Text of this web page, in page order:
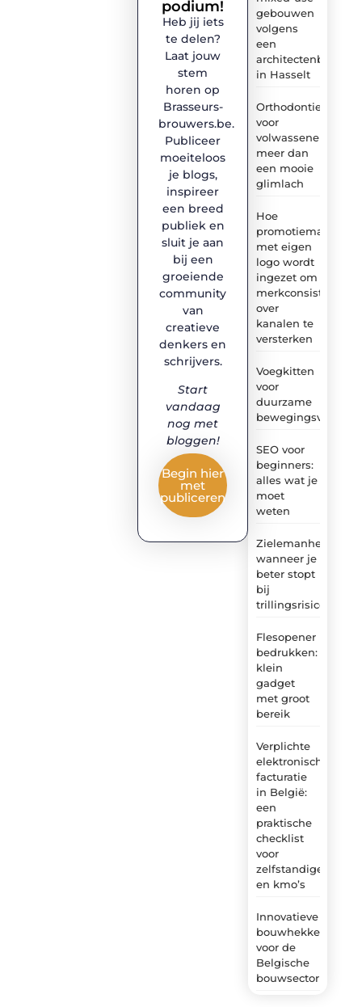
gebouwen
volgens
een
architectenbureau
in Hasselt
Orthodontie
voor
volwassenen:
meer dan
een mooie
glimlach
Hoe
promotiemateriaal
met eigen
logo wordt
ingezet om
merkconsistentie
over
kanalen te
versterken
Voegkitten
voor
duurzame
bewegingsvoegen
SEO voor
beginners:
alles wat je
moet
weten
wanneer je
beter stopt
bij
trillingsrisico
Flesopener
bedrukken:
klein
gadget
met groot
bereik
Verplichte
elektronische
facturatie
in België:
een
praktische
checklist
voor
zelfstandigen
en kmo’s
Innovatieve
bouwhekken
voor de
Belgische
bouwsector
podium!
Heb jij iets
te delen?
Laat jouw
stem
horen op
Brasseurs-
brouwers.be.
Publiceer
moeiteloos
je blogs,
inspireer
een breed
publiek en
sluit je aan
bij een
groeiende
community
van
creatieve
denkers en
schrijvers.
Start
vandaag
nog met
bloggen!
Begin hier
met
publiceren